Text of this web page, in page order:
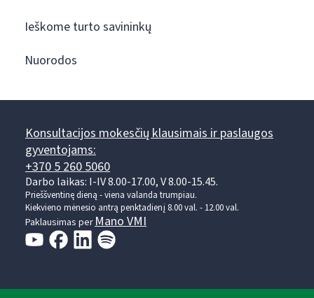
Ieškome turto savininkų
Nuorodos
Konsultacijos mokesčių klausimais ir paslaugos
gyventojams:
+370 5 260 5060
Darbo laikas: I-IV 8.00-17.00, V 8.00-15.45.
Prieššventinę dieną - viena valanda trumpiau.
Kiekvieno mėnesio antrą penktadienį 8.00 val. - 12.00 val.
Paklausimas perMano VMI